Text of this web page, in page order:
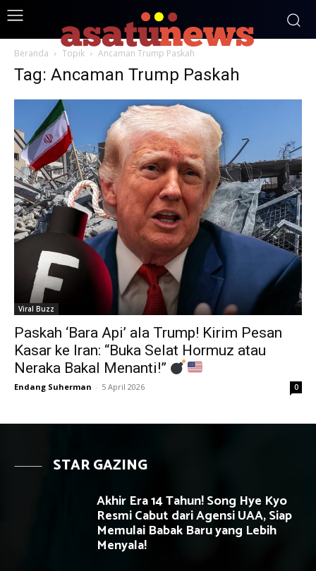
Beranda Topik Ancaman Trump Paskah
Tag: Ancaman Trump Paskah
Viral Buzz
Paskah ‘Bara Api’ ala Trump! Kirim Pesan
Kasar ke Iran: “Buka Selat Hormuz atau
Neraka Bakal Menanti!”
Endang Suherman - 5 April 2026 0
STAR GAZING
Akhir Era 14 Tahun! Song Hye Kyo
Resmi Cabut dari Agensi UAA, Siap
Memulai Babak Baru yang Lebih
Menyala!